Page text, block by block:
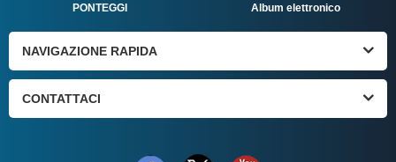
PONTEGGI Album elettronico
NAVIGAZIONE RAPIDA
CONTATTACI